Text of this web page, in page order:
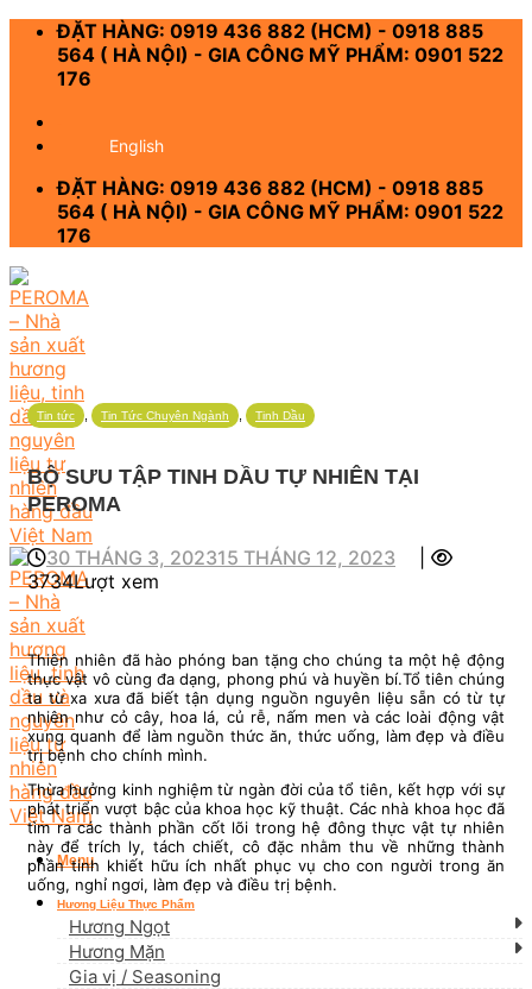
Skip
content
ĐẶT HÀNG: 0919 436 882 (HCM) - 0918 885
564 ( HÀ NỘI) - GIA CÔNG MỸ PHẨM: 0901 522
176
English
ĐẶT HÀNG: 0919 436 882 (HCM) - 0918 885
564 ( HÀ NỘI) - GIA CÔNG MỸ PHẨM: 0901 522
176
Menu
Hương Liệu Thực Phẩm
Hương Ngọt
Hương Mặn
Gia vị / Seasoning
Tin tức Tin Tức Chuyên Ngành Tinh Dầu
BỘ SƯU TẬP TINH DẦU TỰ NHIÊN TẠI
PEROMA
30 THÁNG 3, 202315 THÁNG 12, 2023
3734Lượt xem
Thiên nhiên đã hào phóng ban tặng cho chúng ta một hệ động
thực vật vô cùng đa dạng, phong phú và huyền bí.Tổ tiên chúng
ta từ xa xưa đã biết tận dụng nguồn nguyên liệu sẵn có từ tự
nhiên như cỏ cây, hoa lá, củ rễ, nấm men và các loài động vật
xung quanh để làm nguồn thức ăn, thức uống, làm đẹp và điều
trị bệnh cho chính mình.
Thừa hưởng kinh nghiệm từ ngàn đời của tổ tiên, kết hợp với sự
phát triển vượt bậc của khoa học kỹ thuật. Các nhà khoa học đã
tìm ra các thành phần cốt lõi trong hệ đông thực vật tự nhiên
này để trích ly, tách chiết, cô đặc nhằm thu về những thành
phần tinh khiết hữu ích nhất phục vụ cho con người trong ăn
uống, nghỉ ngơi, làm đẹp và điều trị bệnh.